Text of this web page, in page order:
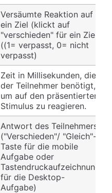
Versäumte Reaktion auf
ein Ziel (klickt auf
"verschieden" für ein Ziel)
((1= verpasst, 0= nicht
verpasst)
Zeit in Millisekunden, die
der Teilnehmer benötigt,
um auf den präsentierten
Stimulus zu reagieren.
Antwort des Teilnehmers
("Verschieden"/ "Gleich"-
Taste für die mobile
Aufgabe oder
Tastendruckaufzeichnung
für die Desktop-
Aufgabe)